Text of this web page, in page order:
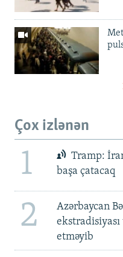
Çox izlənən
1
Tramp:
başa çatacaq
2
Azərbaycan
etməyib